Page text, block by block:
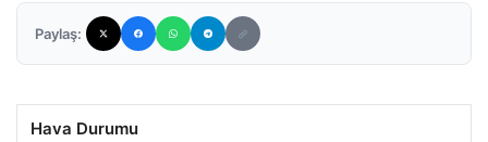
Paylaş:
Hava Durumu